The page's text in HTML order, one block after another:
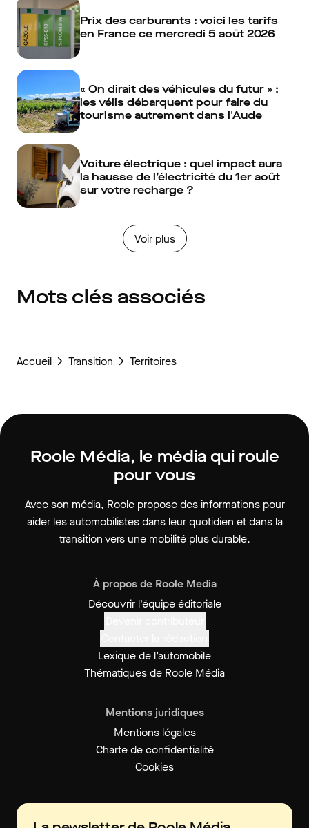
Prix des carburants : voici les tarifs
en France ce mercredi 5 août 2026
« On dirait des véhicules du futur » :
les vélis débarquent pour faire du
tourisme autrement dans l'Aude
Voiture électrique : quel impact aura
la hausse de l’électricité du 1er août
sur votre recharge ?
Voir plus
Mots clés associés
Accueil Transition Territoires
Roole Média, le média qui roule
pour vous
Avec son média, Roole propose des informations pour
aider les automobilistes dans leur quotidien et dans la
transition vers une mobilité plus durable.
À propos de Roole Media
Découvrir l'équipe éditoriale
Lexique de l’automobile
Thématiques de Roole Média
Mentions juridiques
Mentions légales
Charte de confidentialité
Cookies